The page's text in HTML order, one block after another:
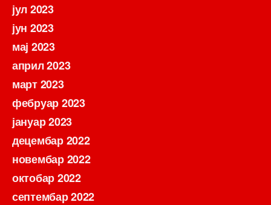
јул 2023
јун 2023
мај 2023
април 2023
март 2023
фебруар 2023
јануар 2023
децембар 2022
новембар 2022
октобар 2022
септембар 2022